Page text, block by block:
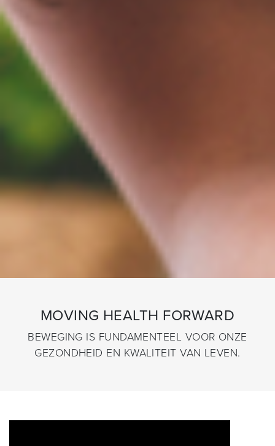
MOVING HEALTH FORWARD
BEWEGING IS FUNDAMENTEEL VOOR ONZE
GEZONDHEID EN KWALITEIT VAN LEVEN.